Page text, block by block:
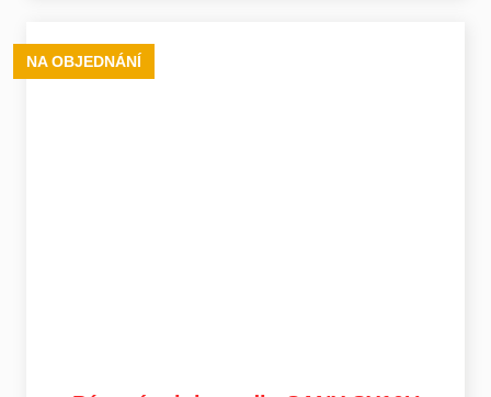
NA OBJEDNÁNÍ